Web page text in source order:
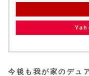
今後も我が家のデュ